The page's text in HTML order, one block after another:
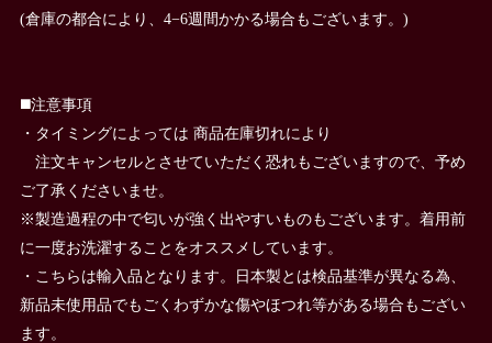
(倉庫の都合により、4−6週間かかる場合もございます。)
◼️注意事項
・タイミングによっては 商品在庫切れにより
注文キャンセルとさせていただく恐れもございますので、予め
ご了承くださいませ。
※製造過程の中で匂いが強く出やすいものもございます。着用前
に一度お洗濯することをオススメしています。
・こちらは輸入品となります。日本製とは検品基準が異なる為、
新品未使用品でもごくわずかな傷やほつれ等がある場合もござい
ます。